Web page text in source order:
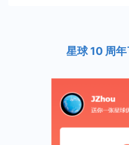
星球 10 周